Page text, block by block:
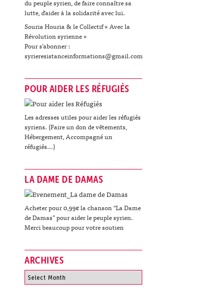
du peuple syrien, de faire connaître sa
lutte, d’aider à la solidarité avec lui.
Souria Houria & le Collectif « Avec la
Révolution syrienne »
Pour s'abonner :
syrieresistanceinformations@gmail.com
POUR AIDER LES RÉFUGIÉS
Les adresses utiles pour aider les réfugiés
syriens. (Faire un don de vêtements,
Hébergement, Accompagné un
réfugiés...)
LA DAME DE DAMAS
Acheter pour 0,99€ la chanson “La Dame
de Damas” pour aider le peuple syrien.
Merci beaucoup pour votre soutien
ARCHIVES